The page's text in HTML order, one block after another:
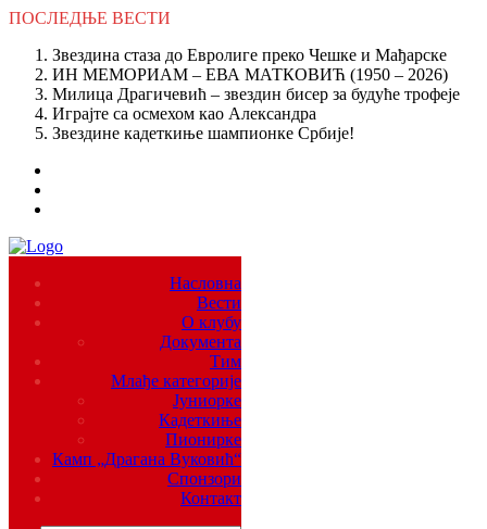
ПОСЛЕДЊЕ ВЕСТИ
Звездина стаза до Евролиге преко Чешке и Мађарске
ИН МЕМОРИАМ – ЕВА МАТКОВИЋ (1950 – 2026)
Милица Драгичевић – звездин бисер за будуће трофеје
Играјте са осмехом као Александра
Звездине кадеткиње шампионке Србије!
Насловна
Вести
О клубу
Документа
Тим
Млађе категорије
Јуниорке
Кадеткиње
Пионирке
Камп „Драгана Вуковић“
Спонзори
Контакт